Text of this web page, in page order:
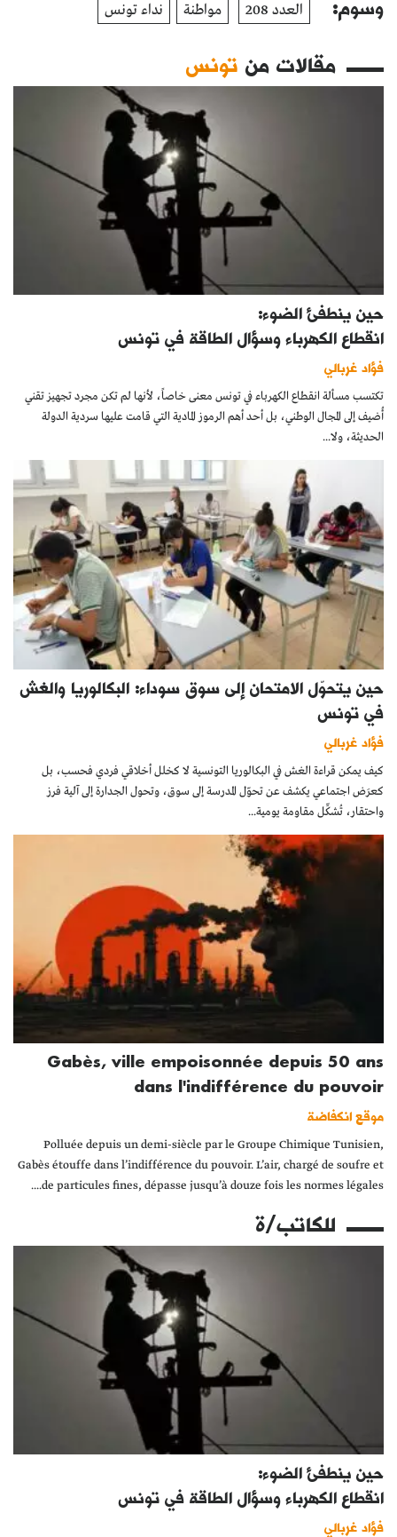
وسوم: العدد 208 مواطنة نداء تونس
مقالات من تونس
حين ينطفئ الضوء:
انقطاع الكهرباء وسؤال الطاقة في تونس
فؤاد غربالي
تكتسب مسألة انقطاع الكهرباء في تونس معنى خاصاً، لأنها لم تكن مجرد تجهيز تقني
أُضيف إلى المجال الوطني، بل أحد أهم الرموز المادية التي قامت عليها سردية الدولة
الحديثة، ولا...
حين يتحوّل الامتحان إلى سوق سوداء: البكالوريا والغش
في تونس
فؤاد غربالي
كيف يمكن قراءة الغش في البكالوريا التونسية لا كخلل أخلاقي فردي فحسب، بل
كعرَض اجتماعي يكشف عن تحوّل المدرسة إلى سوق، وتحول الجدارة إلى آلية فرز
واحتقار، تُشكِّل مقاومة يومية...
Gabès, ville empoisonnée depuis 50 ans
dans l'indifférence du pouvoir
موقع انكفاضة
Polluée depuis un demi-siècle par le Groupe Chimique Tunisien,
Gabès étouffe dans l’indifférence du pouvoir. L’air, chargé de soufre et
de particules fines, dépasse jusqu’à douze fois les normes légales....
للكاتب/ة
حين ينطفئ الضوء:
انقطاع الكهرباء وسؤال الطاقة في تونس
فؤاد غربالي